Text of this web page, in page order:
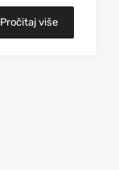
Pročitaj više